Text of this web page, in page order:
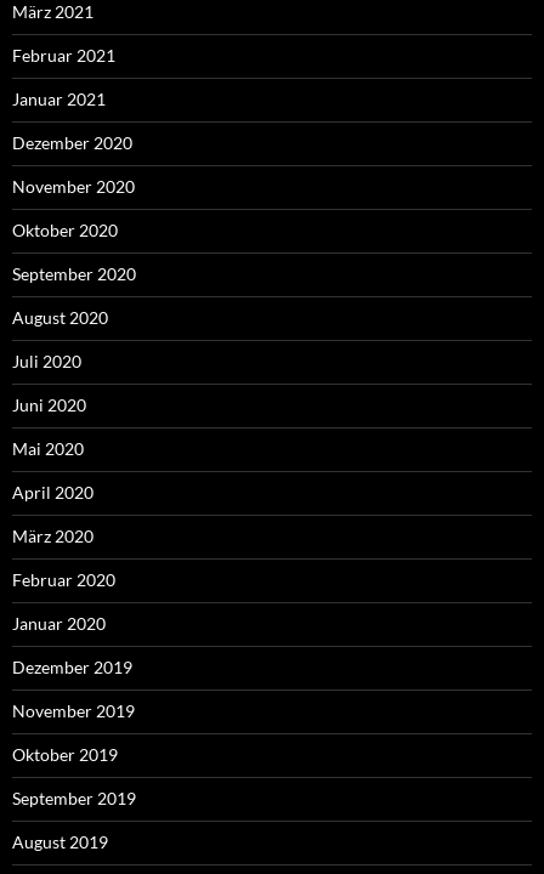
März 2021
Februar 2021
Januar 2021
Dezember 2020
November 2020
Oktober 2020
September 2020
August 2020
Juli 2020
Juni 2020
Mai 2020
April 2020
März 2020
Februar 2020
Januar 2020
Dezember 2019
November 2019
Oktober 2019
September 2019
August 2019